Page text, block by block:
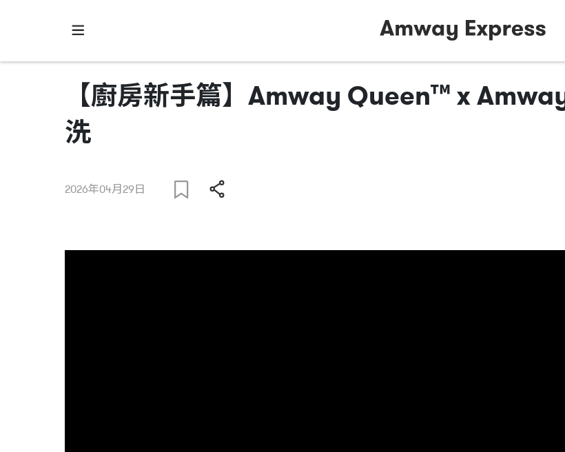
【廚房新手篇】Amway Queen™ x
洗
2026年04月29日